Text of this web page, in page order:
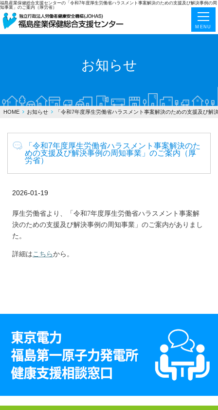
福島産業保健総合支援センターの「令和7年度厚生労働省ハラスメント事案解決のための支援及び解決事例の周
知事業」のご案内（厚労省）
MENU
お知らせ
HOME お知らせ 「令和7年度厚生労働省ハラスメント事案解決のための支援及び解
「令和7年度厚生労働省ハラスメント事案解決のた
めの支援及び解決事例の周知事業」のご案内（厚
労省）
2026-01-19
厚生労働省より、「令和7年度厚生労働省ハラスメント事案解
決のための支援及び解決事例の周知事業」のご案内がありまし
た。
詳細は こちらから。